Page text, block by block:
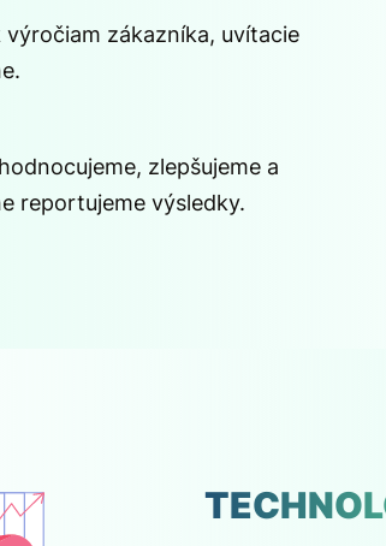
zákazníka, uvítacie
zlepšujeme a
reportujeme výsledky.